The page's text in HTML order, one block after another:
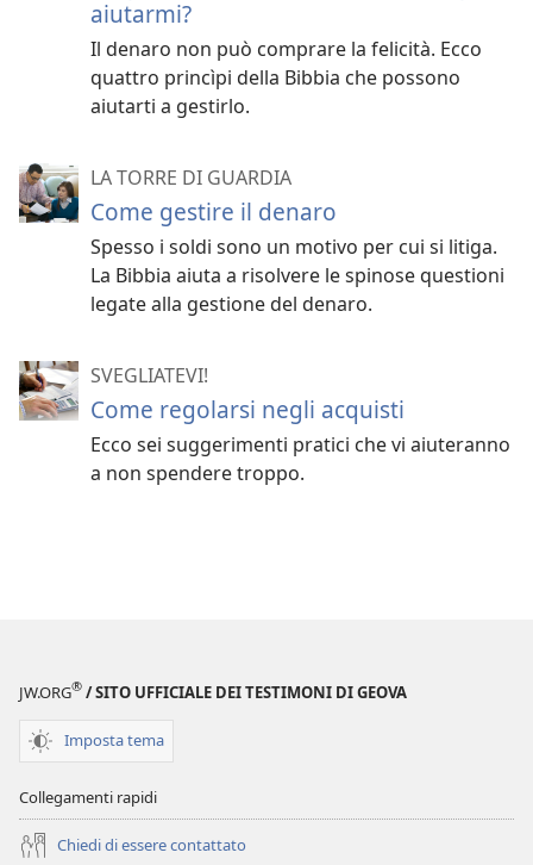
aiutarmi?
Il denaro non può comprare la felicità. Ecco
quattro princìpi della Bibbia che possono
aiutarti a gestirlo.
LA TORRE DI GUARDIA
Come gestire il denaro
Spesso i soldi sono un motivo per cui si litiga.
La Bibbia aiuta a risolvere le spinose questioni
legate alla gestione del denaro.
SVEGLIATEVI!
Come regolarsi negli acquisti
Ecco sei suggerimenti pratici che vi aiuteranno
a non spendere troppo.
JW.ORG® / SITO UFFICIALE DEI TESTIMONI DI GEOVA
Imposta tema
Collegamenti rapidi
Chiedi di essere contattato